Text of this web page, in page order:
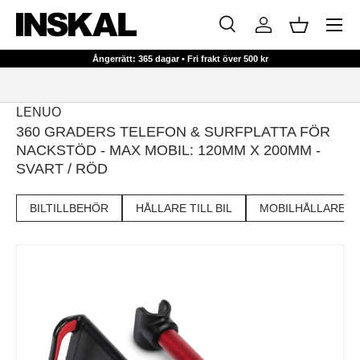
HOPPA TILL INNEHÅLL
Sök
Sök Logga inKorg
Meny
Ångerrätt: 365 dagar • Fri frakt över 500 kr
LENUO
360 GRADERS TELEFON & SURFPLATTA FÖR
NACKSTÖD - MAX MOBIL: 120MM X 200MM -
SVART / RÖD
BILTILLBEHÖR HÅLLARE TILL BIL MOBILHÅLLARE